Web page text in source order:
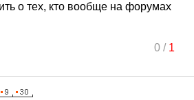
о тех, кто вообще на форумах
0/ 1